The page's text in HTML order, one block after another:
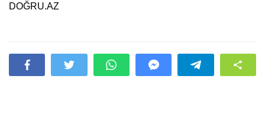
DOĞRU.AZ